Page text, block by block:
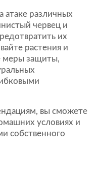
различных
червец и
их
растения и
меры защиты,
вы сможете
условиях и
собственного